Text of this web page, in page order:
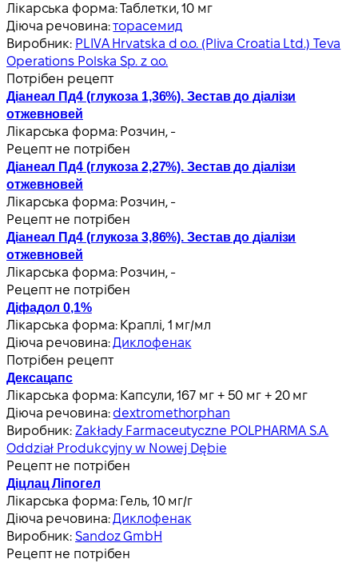
Лікарська форма:Таблетки, 10 мг
Діюча речовина:торасемид
Виробник: PLIVA Hrvatska d o.o. (Pliva Croatia Ltd.) Teva
Operations Polska Sp. z o.o.
Потрібен рецепт
Діанеал Пд4 (глукоза 1,36%). Зестав до діалізи
отжевновей
Лікарська форма: Розчин, -
Рецепт не потрібен
Діанеал Пд4 (глукоза 2,27%). Зестав до діалізи
отжевновей
Лікарська форма: Розчин, -
Рецепт не потрібен
Діанеал Пд4 (глукоза 3,86%). Зестав до діалізи
отжевновей
Лікарська форма: Розчин, -
Рецепт не потрібен
Діфадол 0,1%
Лікарська форма: Краплі, 1 мг/мл
Діюча речовина:Диклофенак
Потрібен рецепт
Дексацапс
Лікарська форма: Капсули, 167 мг + 50 мг + 20 мг
Діюча речовина: dextromethorphan
Виробник: Zakłady Farmaceutyczne POLPHARMA S.A.
Oddział Produkcyjny w Nowej Dębie
Рецепт не потрібен
Діцлац Ліпогел
Лікарська форма: Гель, 10 мг/г
Діюча речовина:Диклофенак
Виробник:Sandoz GmbH
Рецепт не потрібен